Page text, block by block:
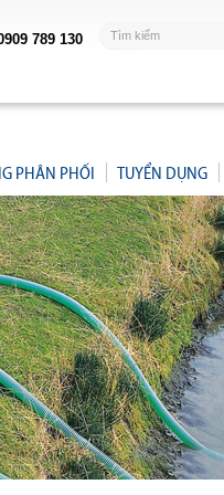
789 130
PHÂN PHỐI TUYỂN DỤNG